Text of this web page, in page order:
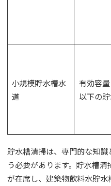
小規模貯水槽水
道
有効容
以下の
貯水槽清掃は、専門的な知
う必要があります。貯水槽
が在席し、建築物飲料水貯